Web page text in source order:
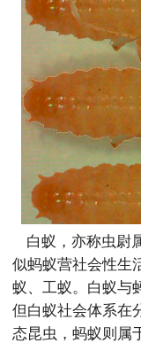
白蚁，亦称虫尉
似蚂蚁营社会性生
蚁、工蚁。白蚁与
但白蚁社会体系在
态昆虫，蚂蚁则属